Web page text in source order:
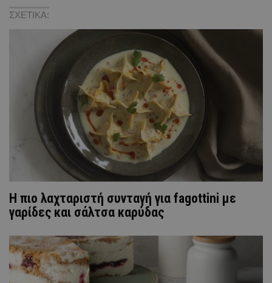
ΣΧΕΤΙΚΑ:
H πιο λαχταριστή συνταγή για fagottini με
γαρίδες και σάλτσα καρύδας